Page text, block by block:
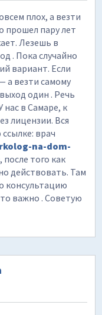
плох, а везти
прошел пару лет
Лезешь в
. Пока случайно
вариант. Если
а везти самому
один . Речь
нас в Самаре, к
лицензии. Вся
врач
na-dom-
того как
действовать. Там
консультацию
важно . Советую